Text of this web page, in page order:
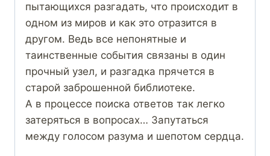
пытающихся разгадать, что происходит в
одном из миров и как это отразится в
другом. Ведь все непонятные и
таинственные события связаны в один
прочный узел, и разгадка прячется в
старой заброшенной библиотеке.
А в процессе поиска ответов так легко
затеряться в вопросах… Запутаться
между голосом разума и шепотом сердца.